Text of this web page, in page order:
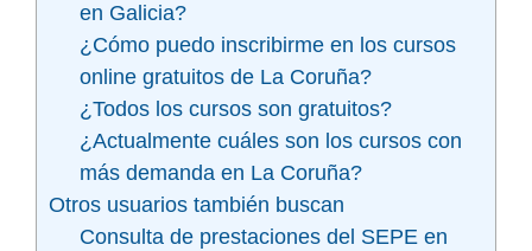
en Galicia?
¿Cómo puedo inscribirme en los cursos
online gratuitos de La Coruña?
¿Todos los cursos son gratuitos?
¿Actualmente cuáles son los cursos con
más demanda en La Coruña?
Otros usuarios también buscan
Consulta de prestaciones del SEPE en